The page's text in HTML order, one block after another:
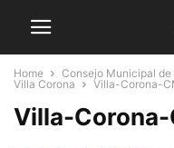
Home
Consejo Municipal
Villa Corona
Villa-Corona-
Villa-Corona-